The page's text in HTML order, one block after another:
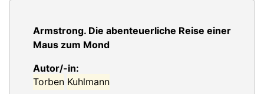
Armstrong. Die abenteuerliche Reise einer
Maus zum Mond
Autor/-in:
Torben Kuhlmann